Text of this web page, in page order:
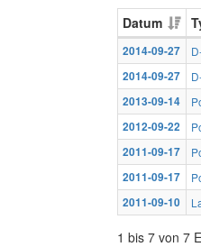
Datum
2014-09-27
2014-09-27
2013-09-14
2012-09-22
2011-09-17
2011-09-17
2011-09-10
1 bis 7 von 7